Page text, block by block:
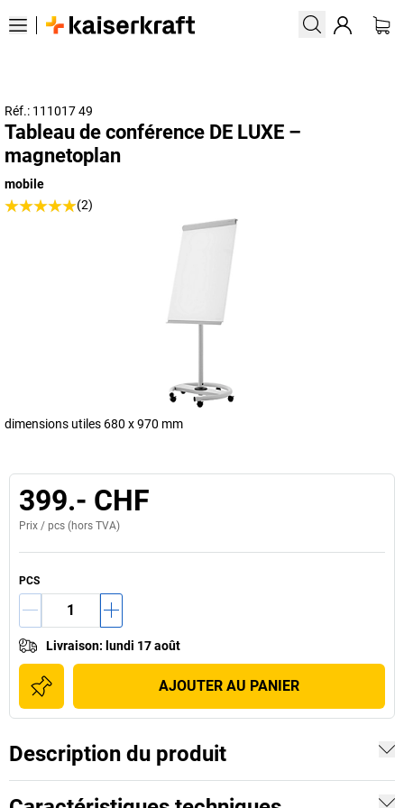
Réf.: 111017 49
Tableau de conférence DE LUXE –
magnetoplan
mobile
(2)
dimensions utiles 680 x 970 mm
399.- CHF
Prix / pcs (hors TVA)
PCS
Livraison: lundi 17 août
AJOUTER AU PANIER
Description du produit